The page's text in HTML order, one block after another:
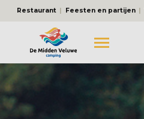
Restaurant Feesten en partijen